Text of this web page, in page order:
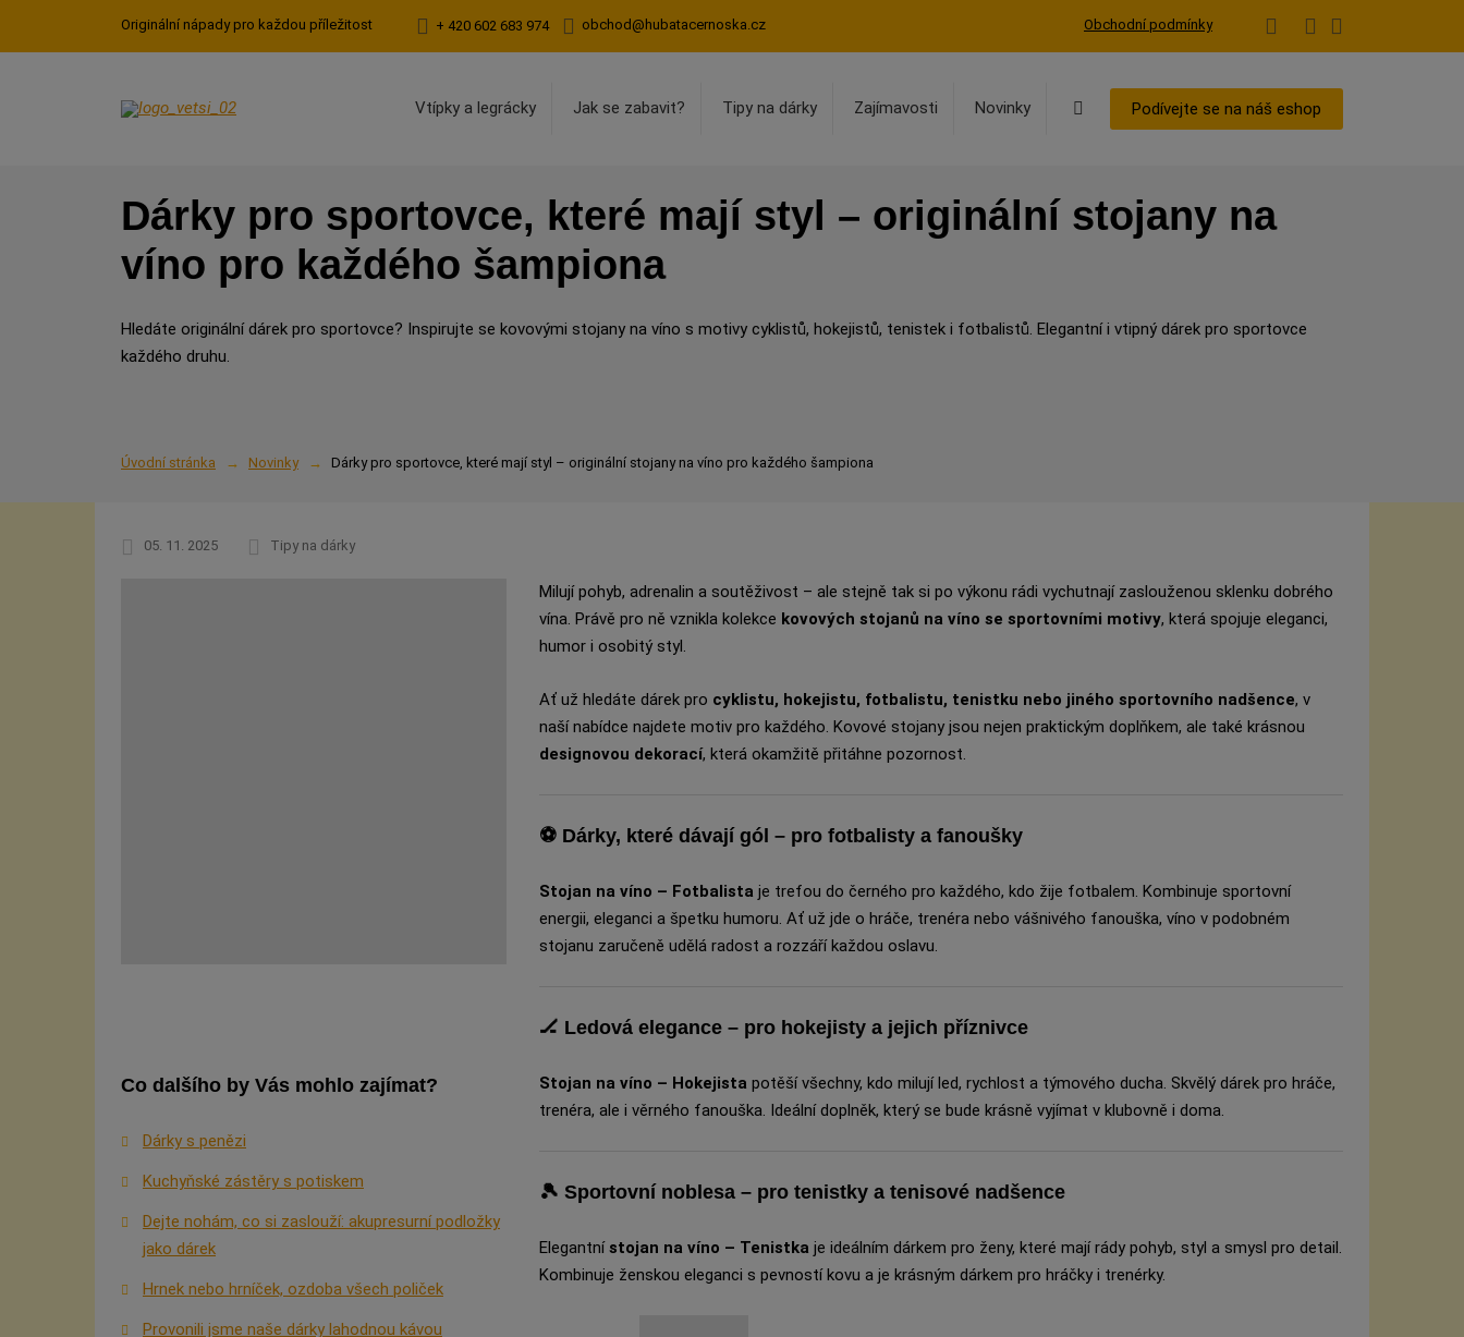
Originální nápady pro každou příležitost + 420 602 683 974 obchod@hubatacernoska.cz Obchodní podmínky
Vtípky a legrácky Jak se zabavit? Tipy na dárky Zajímavosti Novinky VyhledáváníPodívejte se na náš eshop
Dárky pro sportovce, které mají styl – originální stojany na
víno pro každého šampiona
Hledáte originální dárek pro sportovce? Inspirujte se kovovými stojany na víno s motivy cyklistů, hokejistů, tenistek i fotbalistů. Elegantní i vtipný dárek pro sportovce
každého druhu.
Úvodní stránka Novinky Dárky pro sportovce, které mají styl – originální stojany na víno pro každého šampiona
05. 11. 2025 Tipy na dárky
Co dalšího by Vás mohlo zajímat?
Dárky s penězi
Kuchyňské zástěry s potiskem
Dejte nohám, co si zaslouží: akupresurní podložky
jako dárek
Hrnek nebo hrníček, ozdoba všech poliček
Provonili jsme naše dárky lahodnou kávou
Milují pohyb, adrenalin a soutěživost – ale stejně tak si po výkonu rádi vychutnají zaslouženou sklenku dobrého
vína. Právě pro ně vznikla kolekce kovových stojanů na víno se sportovními motivy, která spojuje eleganci,
humor i osobitý styl.
Ať už hledáte dárek pro cyklistu, hokejistu, fotbalistu, tenistku nebo jiného sportovního nadšence, v
naší nabídce najdete motiv pro každého. Kovové stojany jsou nejen praktickým doplňkem, ale také krásnou
designovou dekorací, která okamžitě přitáhne pozornost.
⚽ Dárky, které dávají gól – pro fotbalisty a fanoušky
Stojan na víno – Fotbalista je trefou do černého pro každého, kdo žije fotbalem. Kombinuje sportovní
energii, eleganci a špetku humoru. Ať už jde o hráče, trenéra nebo vášnivého fanouška, víno v podobném
stojanu zaručeně udělá radost a rozzáří každou oslavu.
🏒 Ledová elegance – pro hokejisty a jejich příznivce
Stojan na víno – Hokejista potěší všechny, kdo milují led, rychlost a týmového ducha. Skvělý dárek pro hráče,
trenéra, ale i věrného fanouška. Ideální doplněk, který se bude krásně vyjímat v klubovně i doma.
🎾 Sportovní noblesa – pro tenistky a tenisové nadšence
Elegantnístojan na víno – Tenistka je ideálním dárkem pro ženy, které mají rády pohyb, styl a smysl pro detail.
Kombinuje ženskou eleganci s pevností kovu a je krásným dárkem pro hráčky i trenérky.